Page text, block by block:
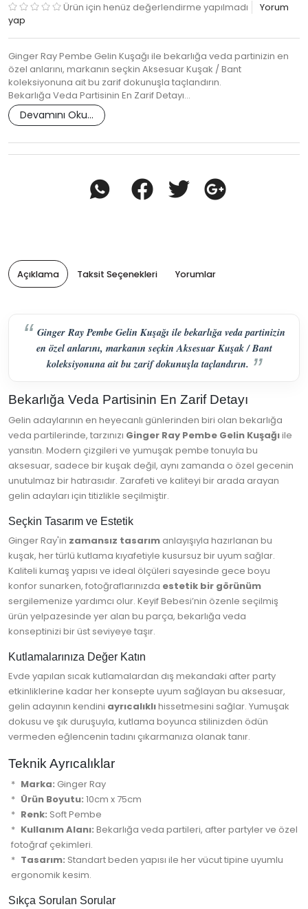
Ürün için henüz değerlendirme yapılmadı
Yorum
yap
Ginger Ray Pembe Gelin Kuşağı ile bekarlığa veda partinizin en
özel anlarını, markanın seçkin Aksesuar Kuşak / Bant
koleksiyonuna ait bu zarif dokunuşla taçlandırın.
Bekarlığa Veda Partisinin En Zarif Detayı…
Devamını Oku...
Açıklama Taksit Seçenekleri Yorumlar
Ginger Ray Pembe Gelin Kuşağı ile bekarlığa veda partinizin
en özel anlarını, markanın seçkin Aksesuar Kuşak / Bant
koleksiyonuna ait bu zarif dokunuşla taçlandırın.
Bekarlığa Veda Partisinin En Zarif Detayı
Gelin adaylarının en heyecanlı günlerinden biri olan bekarlığa
veda partilerinde, tarzınızı Ginger Ray Pembe Gelin Kuşağıile
yansıtın. Modern çizgileri ve yumuşak pembe tonuyla bu
aksesuar, sadece bir kuşak değil, aynı zamanda o özel gecenin
unutulmaz bir hatırasıdır. Zarafeti ve kaliteyi bir arada arayan
gelin adayları için titizlikle seçilmiştir.
Seçkin Tasarım ve Estetik
Ginger Ray'in zamansız tasarım anlayışıyla hazırlanan bu
kuşak, her türlü kutlama kıyafetiyle kusursuz bir uyum sağlar.
Kaliteli kumaş yapısı ve ideal ölçüleri sayesinde gece boyu
konfor sunarken, fotoğraflarınızda estetik bir görünüm
sergilemenize yardımcı olur. Keyif Bebesi’nin özenle seçilmiş
ürün yelpazesinde yer alan bu parça, bekarlığa veda
konseptinizi bir üst seviyeye taşır.
Kutlamalarınıza Değer Katın
Evde yapılan sıcak kutlamalardan dış mekandaki after party
etkinliklerine kadar her konsepte uyum sağlayan bu aksesuar,
gelin adayının kendini ayrıcalıklıhissetmesini sağlar. Yumuşak
dokusu ve şık duruşuyla, kutlama boyunca stilinizden ödün
vermeden eğlencenin tadını çıkarmanıza olanak tanır.
Teknik Ayrıcalıklar
Marka: Ginger Ray
Ürün Boyutu: 10cm x 75cm
Renk: Soft Pembe
Kullanım Alanı: Bekarlığa veda partileri, after partyler ve özel
fotoğraf çekimleri.
Tasarım: Standart beden yapısı ile her vücut tipine uyumlu
ergonomik kesim.
Sıkça Sorulan Sorular